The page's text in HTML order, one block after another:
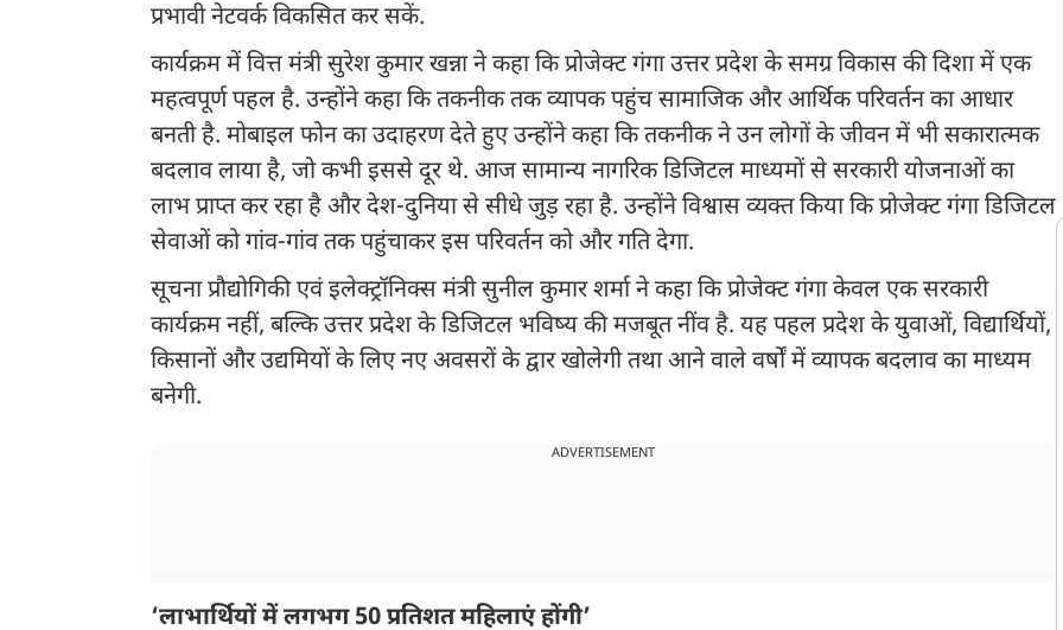
प्रभावी नेटवर्क विकसित कर सकें.
कार्यक्रम में वित्त मंत्री सुरेश कुमार खन्ना ने कहा कि प्रोजेक्ट गंगा उत्तर प्रदेश के समग्र विकास की दिशा में एक
महत्वपूर्ण पहल है. उन्होंने कहा कि तकनीक तक व्यापक पहुंच सामाजिक और आर्थिक परिवर्तन का आधार
बनती है. मोबाइल फोन का उदाहरण देते हुए उन्होंने कहा कि तकनीक ने उन लोगों के जीवन में भी सकारात्मक
बदलाव लाया है, जो कभी इससे दूर थे. आज सामान्य नागरिक डिजिटल माध्यमों से सरकारी योजनाओं का
लाभ प्राप्त कर रहा है और देश-दुनिया से सीधे जुड़ रहा है. उन्होंने विश्वास व्यक्त किया कि प्रोजेक्ट गंगा डिजिटल
सेवाओं को गांव-गांव तक पहुंचाकर इस परिवर्तन को और गति देगा.
सूचना प्रौद्योगिकी एवं इलेक्ट्रॉनिक्स मंत्री सुनील कुमार शर्मा ने कहा कि प्रोजेक्ट गंगा केवल एक सरकारी
कार्यक्रम नहीं, बल्कि उत्तर प्रदेश के डिजिटल भविष्य की मजबूत नींव है. यह पहल प्रदेश के युवाओं, विद्यार्थियों,
किसानों और उद्यमियों के लिए नए अवसरों के द्वार खोलेगी तथा आने वाले वर्षों में व्यापक बदलाव का माध्यम
बनेगी.
ADVERTISEMENT
‘लाभार्थियों में लगभग 50 प्रतिशत महिलाएं होंगी’